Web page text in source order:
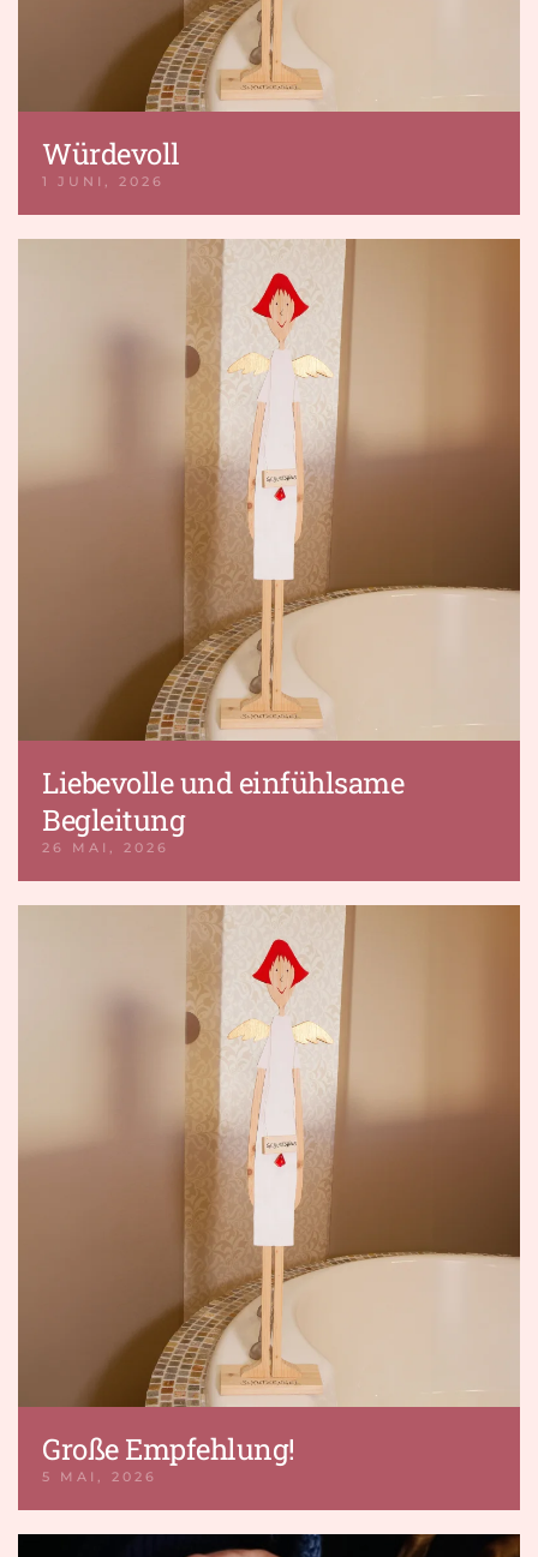
Würdevoll
1 JUNI, 2026
Liebevolle und einfühlsame
Begleitung
26 MAI, 2026
Große Empfehlung!
5 MAI, 2026